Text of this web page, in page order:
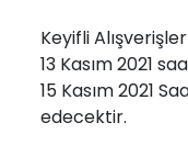
Keyifli Alışverişler
13 Kasım 2021
15 Kasım 2021
edecektir.